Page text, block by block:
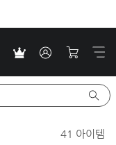
41 아이템